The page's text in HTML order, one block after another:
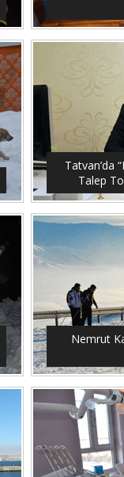
Tatvan’da
Talep
Nemrut